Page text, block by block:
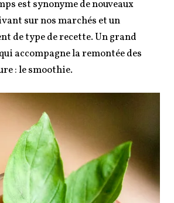
est synonyme de nouveaux
sur nos marchés et un
de type de recette. Un grand
accompagne la remontée des
: le smoothie.